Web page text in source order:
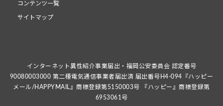
コンテンツ一覧
サイトマップ
インターネット異性紹介事業届出・福岡公安委員会 認定番号
90080003000 第二種電気通信事業者届出済 届出番号H4-094『ハッピー
メール/HAPPYMAIL』商標登録第5150003号 『ハッピー』商標登録第
6953061号